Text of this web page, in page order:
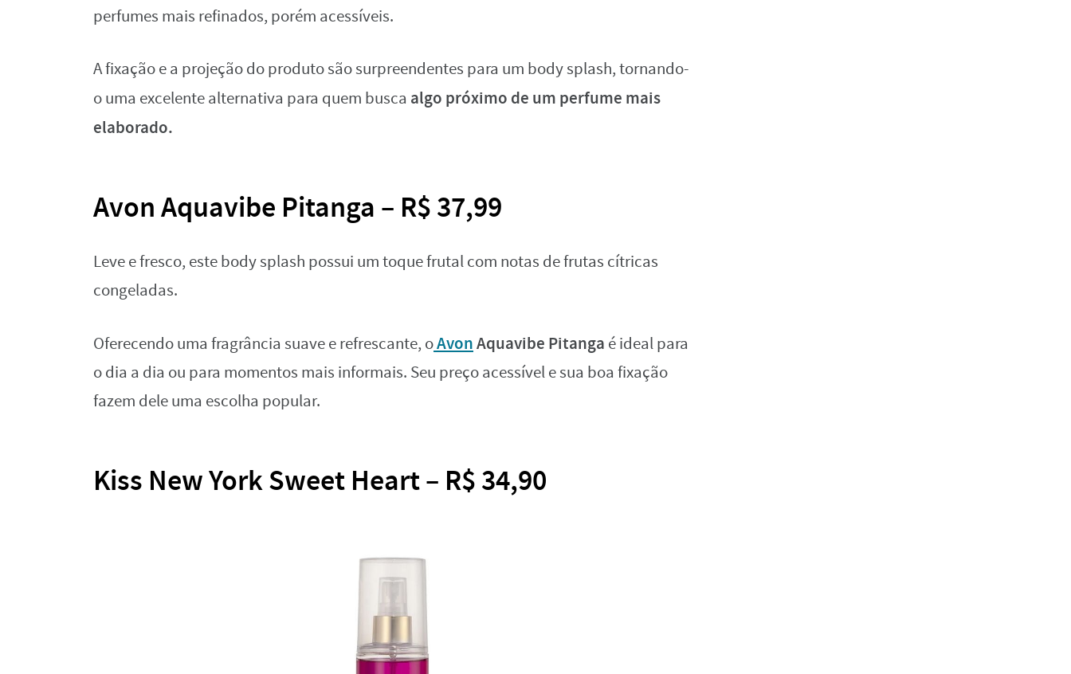
perfumes mais refinados, porém acessíveis.
A fixação e a projeção do produto são surpreendentes para um body splash, tornando-
o uma excelente alternativa para quem busca algo próximo de um perfume mais
elaborado.
Avon Aquavibe Pitanga – R$ 37,99
Leve e fresco, este body splash possui um toque frutal com notas de frutas cítricas
congeladas.
Oferecendo uma fragrância suave e refrescante, oAvonAquavibe Pitanga é ideal para
o dia a dia ou para momentos mais informais. Seu preço acessível e sua boa fixação
fazem dele uma escolha popular.
Kiss New York Sweet Heart – R$ 34,90